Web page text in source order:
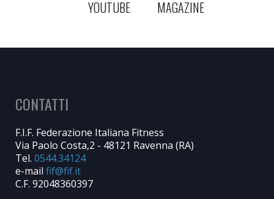
YOUTUBE
MAGAZINE
CONTATTI
F.I.F. Federazione Italiana Fitness
Via Paolo Costa,2 - 48121 Ravenna (RA)
Tel. 0544.34124
e-mail
C.F. 92048360397